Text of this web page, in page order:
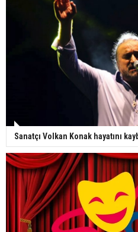
Sanatçı Volkan Konak hayatını